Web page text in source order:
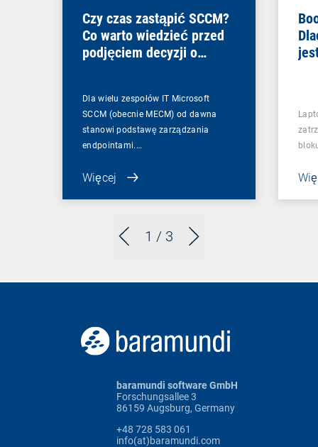
1 / 3
Czy czas zastąpić SCCM?
Co warto wiedzieć przed
podjęciem decyzji o
Dla wielu zespołów IT Microsoft
SCCM (obecnie MECM) od dawna
stanowi podstawę zarządzania
endpointami.…
Więcej
baramundi software GmbH
Forschungsallee 3
86159 Augsburg, Germany
+48 728 583 061
info(at)baramundi.com